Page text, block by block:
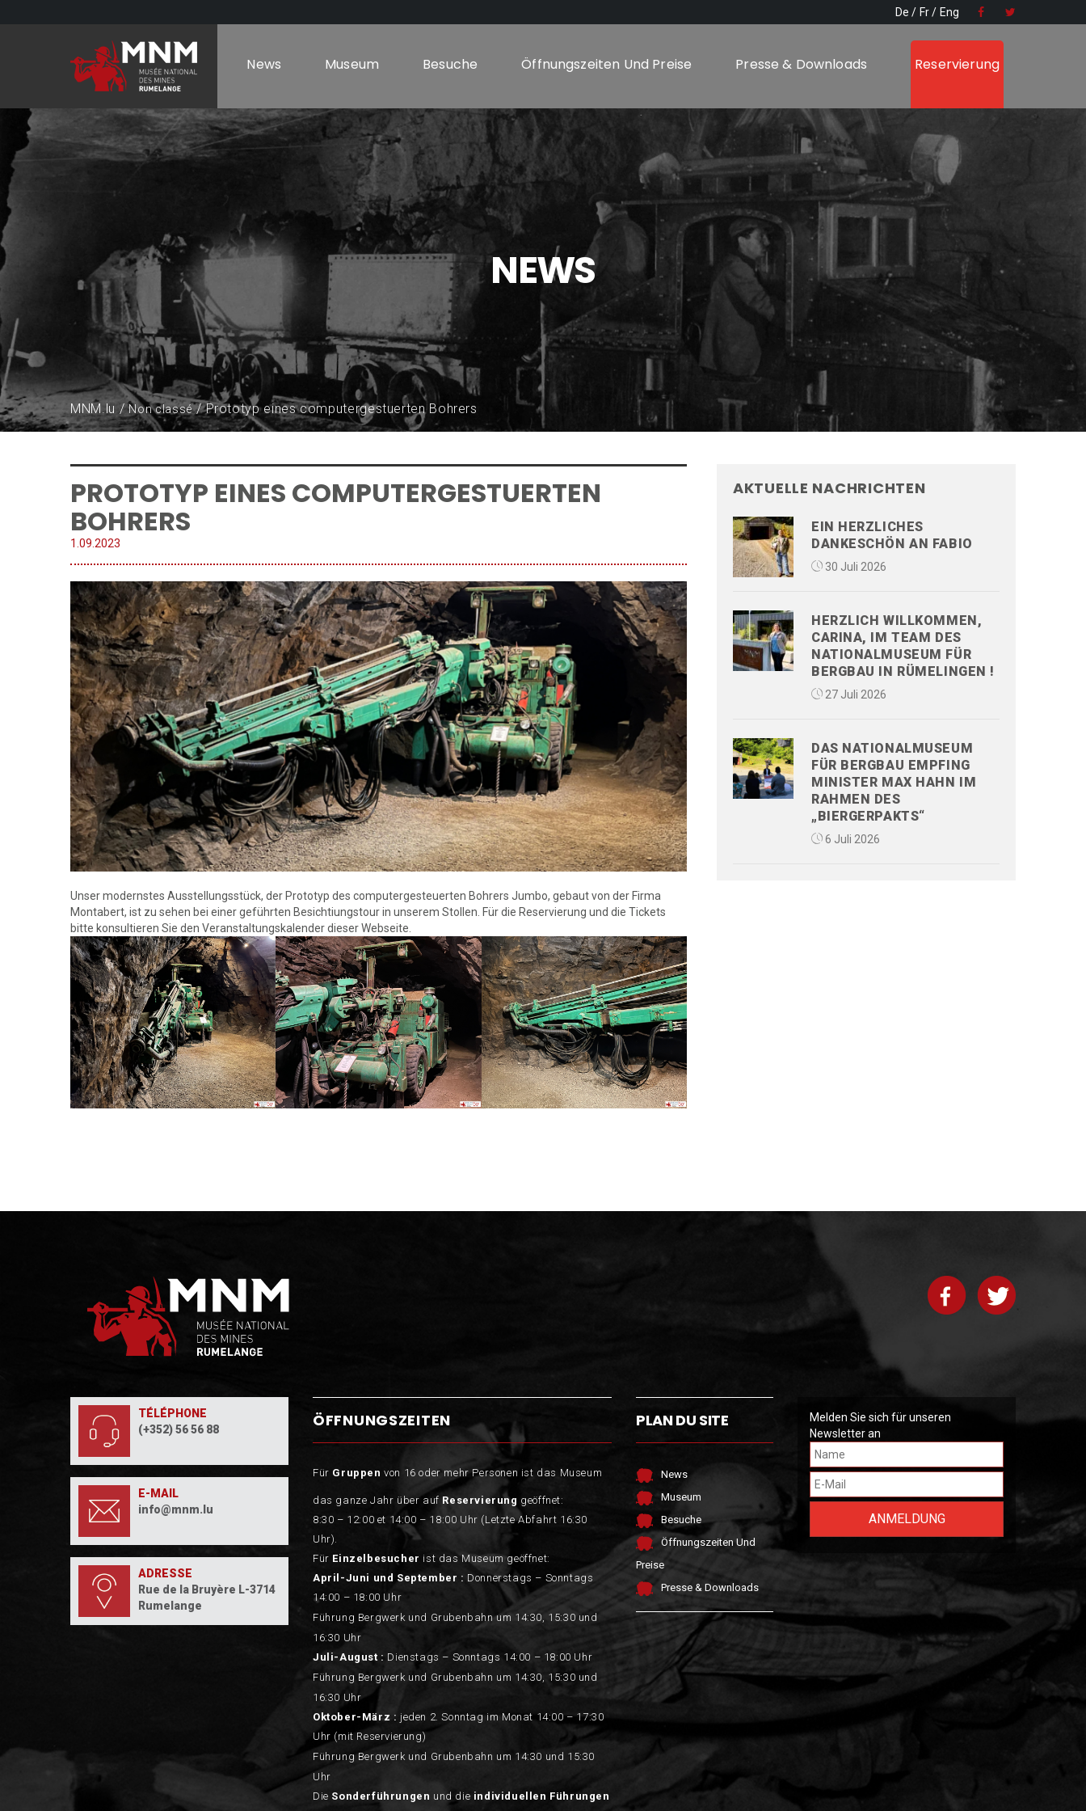
De Fr Eng
News Museum Besuche Öffnungszeiten Und Preise Presse & Downloads Reservierung
NEWS
MNM.lu Non classé Prototyp eines computergestuerten Bohrers
PROTOTYP EINES COMPUTERGESTUERTEN
BOHRERS
1. 09 2023
Unser modernstes Ausstellungsstück, der Prototyp des computergesteuerten Bohrers Jumbo, gebaut von der Firma
Montabert, ist zu sehen bei einer geführten Besichtiungstour in unserem Stollen. Für die Reservierung und die Tickets
bitte konsultieren Sie den Veranstaltungskalender dieser Webseite.
AKTUELLE NACHRICHTEN
EIN HERZLICHES
DANKESCHÖN AN FABIO
30 Juli 2026
HERZLICH WILLKOMMEN,
CARINA, IM TEAM DES
NATIONALMUSEUM FÜR
BERGBAU IN RÜMELINGEN !
27 Juli 2026
DAS NATIONALMUSEUM
FÜR BERGBAU EMPFING
MINISTER MAX HAHN IM
RAHMEN DES
„BIERGERPAKTS“
6 Juli 2026
TÉLÉPHONE
(+352) 56 56 88
E-MAIL
info@mnm.lu
ADRESSE
Rue de la Bruyère L-3714
Rumelange
ÖFFNUNGSZEITEN
Für Gruppen von 16 oder mehr Personen ist das Museum
das ganze Jahr über auf Reservierung geöffnet:
8:30 – 12:00 et 14:00 – 18:00 Uhr (Letzte Abfahrt 16:30
Uhr).
Für Einzelbesucher ist das Museum geöffnet:
April-Juni und September : Donnerstags – Sonntags
14:00 – 18:00 Uhr
Führung Bergwerk und Grubenbahn um 14:30, 15:30 und
16:30 Uhr
Juli-August : Dienstags – Sonntags 14:00 – 18:00 Uhr
Führung Bergwerk und Grubenbahn um 14:30, 15:30 und
16:30 Uhr
Oktober-März : jeden 2. Sonntag im Monat 14:00 – 17:30
Uhr (mit Reservierung)
Führung Bergwerk und Grubenbahn um 14:30 und 15:30
Uhr
Die Sonderführungen und die individuellen Führungen
PLAN DU SITE
News
Museum
Besuche
Öffnungszeiten Und
Preise
Presse & Downloads
Melden Sie sich für unseren
Newsletter an